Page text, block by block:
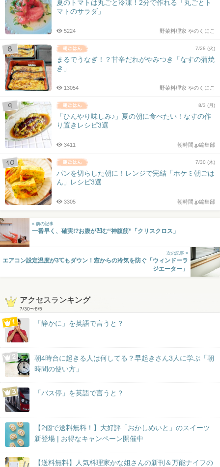
夏のトマトは丸ごと冷凍！2分で作れる「丸ごとト
マトのサラダ」
野菜料理家 やのくにこ
5224
7/28 (火)
まるでうなぎ！？甘辛だれがやみつき「なすの蒲焼
き」
野菜料理家 やのくにこ
13054
8/3 (月)
「ひんやり味しみ♪」夏の朝に食べたい！なすの作
り置きレシピ3選
朝時間.jp編集部
3411
7/30 (木)
パンを切らした朝に！レンジで完結「ホケミ朝ごは
ん」レシピ3選
朝時間.jp編集部
3305
« 前の記事
一番早く、確実!?お腹が凹む“神腹筋”「クリスクロス」
次の記事 »
エアコン設定温度が3℃もダウン！窓からの冷気を防ぐ「ウィンドーラ
ジエーター」
アクセスランキング
7/30〜8/5
「静かに」を英語で言うと？
朝4時台に起きる人は何してる？早起きさん3人に学ぶ「朝
時間の使い方」
「バス停」を英語で言うと？
【2個で送料無料！】大好評「おかしめいと」のスイーツ
新登場 | お得なキャンペーン開催中
【送料無料】人気料理家かな姐さんの新刊＆万能ナイフの